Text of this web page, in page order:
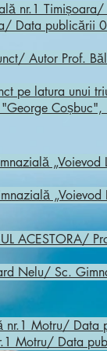
nr.1
Data publicării
Autor Prof.
pe latura unui
„Voievod
ACESTORA/
Nelu/ Sc.
nr.1 Motru/
Motru/ Data